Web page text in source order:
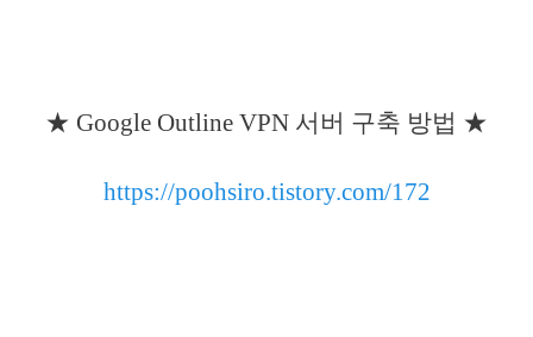
★ Google Outline VPN 서버 구축 방법 ★
https://poohsiro.tistory.com/172